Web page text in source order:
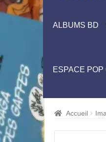
ALBUMS BD
ESPACE POP
Accueil